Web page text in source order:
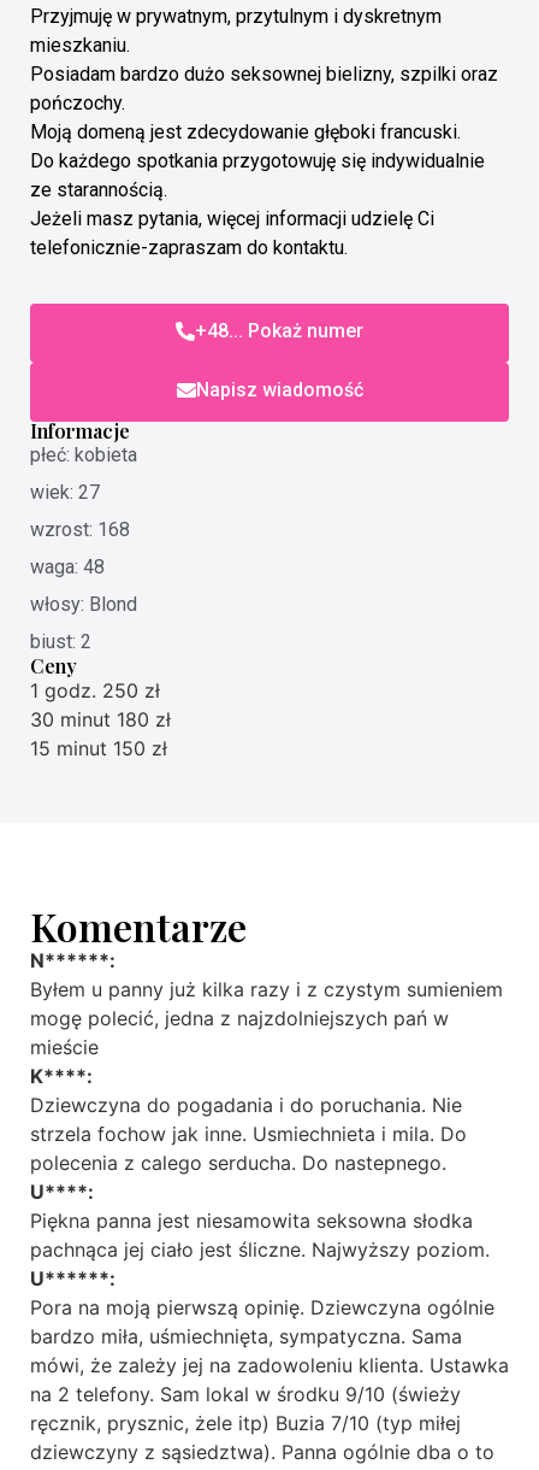
Przyjmuję w prywatnym, przytulnym i dyskretnym
mieszkaniu.
Posiadam bardzo dużo seksownej bielizny, szpilki oraz
pończochy.
Moją domeną jest zdecydowanie głęboki francuski.
Do każdego spotkania przygotowuję się indywidualnie
ze starannością.
Jeżeli masz pytania, więcej informacji udzielę Ci
telefonicznie-zapraszam do kontaktu.
+48... Pokaż numer
Napisz wiadomość
Informacje
płeć: kobieta
wiek: 27
wzrost: 168
waga: 48
włosy: Blond
biust: 2
Ceny
1 godz. 250 zł
30 minut 180 zł
15 minut 150 zł
Komentarze
N******:
Byłem u panny już kilka razy i z czystym sumieniem
mogę polecić, jedna z najzdolniejszych pań w
mieście
K****:
Dziewczyna do pogadania i do poruchania. Nie
strzela fochow jak inne. Usmiechnieta i mila. Do
polecenia z calego serducha. Do nastepnego.
U****:
Piękna panna jest niesamowita seksowna słodka
pachnąca jej ciało jest śliczne. Najwyższy poziom.
U******:
Pora na moją pierwszą opinię. Dziewczyna ogólnie
bardzo miła, uśmiechnięta, sympatyczna. Sama
mówi, że zależy jej na zadowoleniu klienta. Ustawka
na 2 telefony. Sam lokal w środku 9/10 (świeży
ręcznik, prysznic, żele itp) Buzia 7/10 (typ miłej
dziewczyny z sąsiedztwa). Panna ogólnie dba o to